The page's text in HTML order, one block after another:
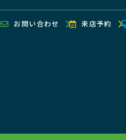
お問い合わせ 来店予約